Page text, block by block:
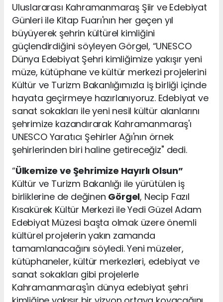
Uluslararası Kahramanmaraş Şiir ve Edebiyat
Günleri ile Kitap Fuarı'nın her geçen yıl
büyüyerek şehrin kültürel kimliğini
güçlendirdiğini söyleyen Görgel, “UNESCO
Dünya Edebiyat Şehri kimliğimize yakışır yeni
müze, kütüphane ve kültür merkezi projelerini
Kültür ve Turizm Bakanlığımızla iş birliği içinde
hayata geçirmeye hazırlanıyoruz. Edebiyat ve
sanat sokakları ile yeni nesil kültür alanlarını
şehrimize kazandırarak Kahramanmaraş'ı
UNESCO Yaratıcı Şehirler Ağı'nın örnek
şehirlerinden biri haline getireceğiz" dedi.
“Ülkemize ve Şehrimize Hayırlı Olsun”
Kültür ve Turizm Bakanlığı ile yürütülen iş
birliklerine de değinen Görgel, Necip Fazıl
Kısakürek Kültür Merkezi ile Yedi Güzel Adam
Edebiyat Müzesi başta olmak üzere önemli
kültürel projelerin yakın zamanda
tamamlanacağını söyledi. Yeni müzeler,
kütüphaneler, kültür merkezleri, edebiyat ve
sanat sokakları gibi projelerle
Kahramanmaraş'ın dünya edebiyat şehri